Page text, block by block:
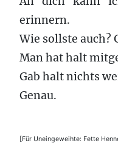
erinnern.
Wie sollste auch?
Man hat halt
Gab halt nichts
Genau.
[Für Uneingeweihte: Fette